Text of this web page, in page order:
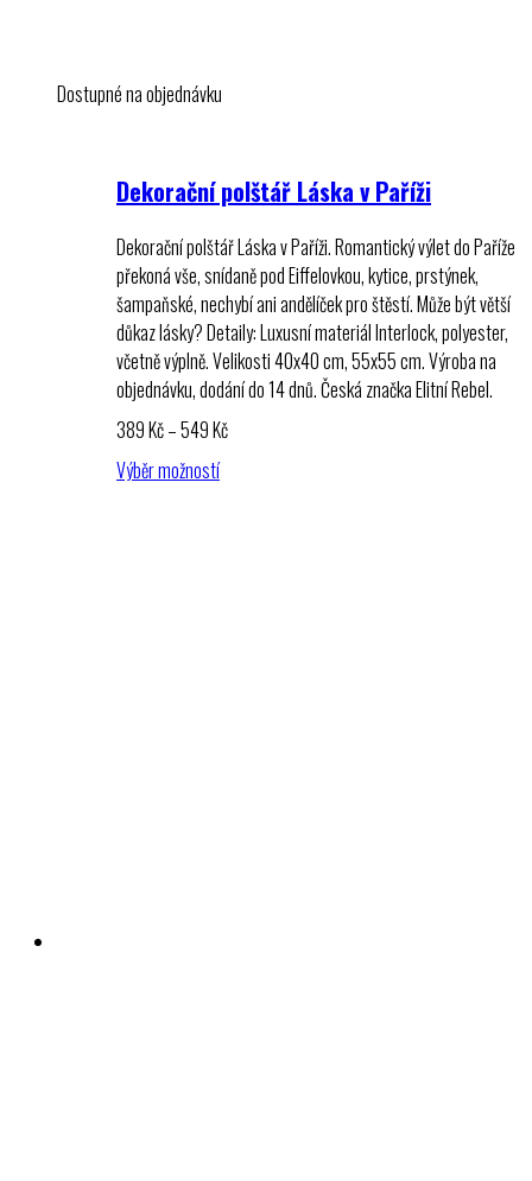
Dostupné na objednávku
Dekorační polštář Láska v Paříži
Dekorační polštář Láska v Paříži. Romantický výlet do Paříže
překoná vše, snídaně pod Eiffelovkou, kytice, prstýnek,
šampaňské, nechybí ani andělíček pro štěstí. Může být větší
důkaz lásky? Detaily: Luxusní materiál Interlock, polyester,
včetně výplně. Velikosti 40x40 cm, 55x55 cm. Výroba na
objednávku, dodání do 14 dnů. Česká značka Elitní Rebel.
389Kč–549KčRozpětí
Výběr možností